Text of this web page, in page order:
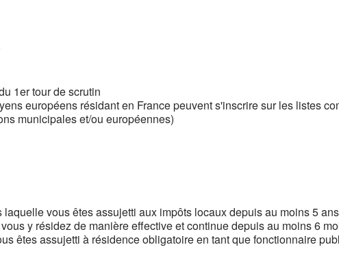
1er tour de scrutin
européens résidant en France peuvent s'inscrire sur les listes
municipales et/ou européennes)
vous êtes assujetti aux impôts locaux depuis au moins 5 ans
y résidez de manière effective et continue depuis au moins 6
êtes assujetti à résidence obligatoire en tant que fonctionnaire